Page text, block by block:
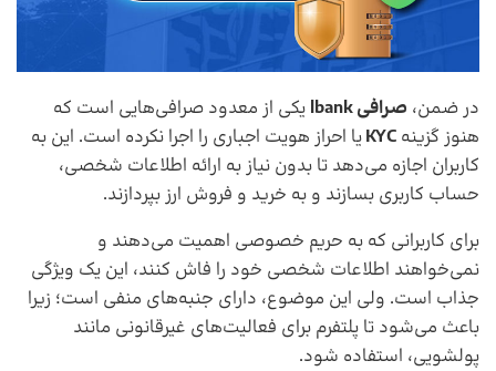
در ضمن، صرافی lbank
یکی از معدود صرافی‌هایی است که
هنوز گزینه KYCیا احراز هویت اجباری را اجرا نکرده است. این به
کاربران اجازه می‌دهد تا بدون نیاز به ارائه اطلاعات شخصی،
حساب کاربری بسازند و به خرید و فروش ارز بپردازند.
برای کاربرانی که به حریم خصوصی اهمیت می‌دهند و
نمی‌خواهند اطلاعات شخصی خود را فاش کنند، این یک ویژگی
جذاب است. ولی این موضوع، دارای جنبه‌های منفی است؛ زیرا
باعث می‌شود تا پلتفرم برای فعالیت‌های غیرقانونی مانند
پولشویی، استفاده شود.